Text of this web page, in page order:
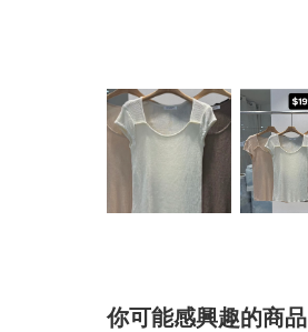
你可能感興趣的商品